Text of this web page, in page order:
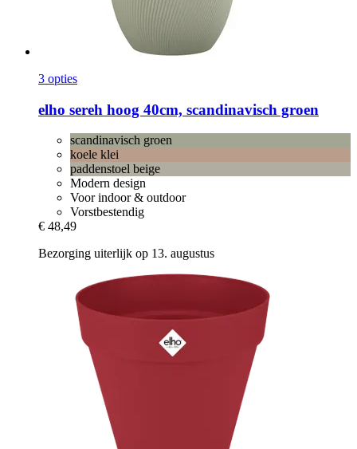
3 opties
elho sereh hoog 40cm, scandinavisch groen
scandinavisch groen
koele klei
paddenstoel beige
Modern design
Voor indoor & outdoor
Vorstbestendig
€ 48,49
Bezorging uiterlijk op 13. augustus